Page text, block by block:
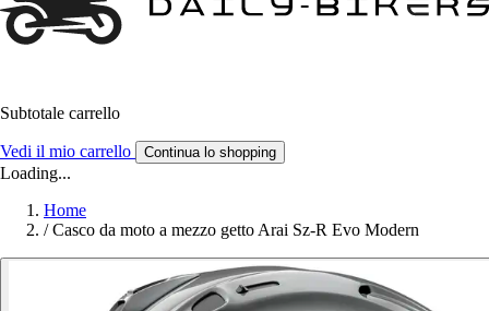
Subtotale carrello
Vedi il mio carrello Continua lo shopping
Loading...
Home
/ Casco da moto a mezzo getto Arai Sz-R Evo Modern